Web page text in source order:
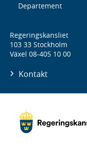
Departement
Regeringskansliet
103 33 Stockholm
Växel 08-405 10 00
Kontakt